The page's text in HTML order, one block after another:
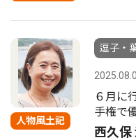
人物風土記
逗子・
６月に
手権で
西久保